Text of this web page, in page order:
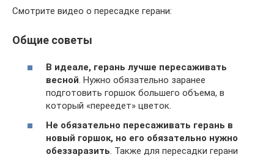
Смотрите видео о пересадке герани:
Общие советы
В идеале, герань лучше пересаживать
весной. Нужно обязательно заранее
подготовить горшок большего объема, в
который «переедет» цветок.
Не обязательно пересаживать герань в
новый горшок, но его обязательно нужно
обеззаразить . Также для пересадки герани